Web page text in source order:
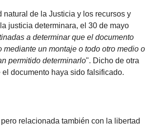
de la Justicia y los recursos y
justicia determinara, el 30 de mayo
a determinar que el documento
un montaje o todo otro medio o
permitido determinarlo". Dicho de otra
documento haya sido falsificado.
relacionada también con la libertad